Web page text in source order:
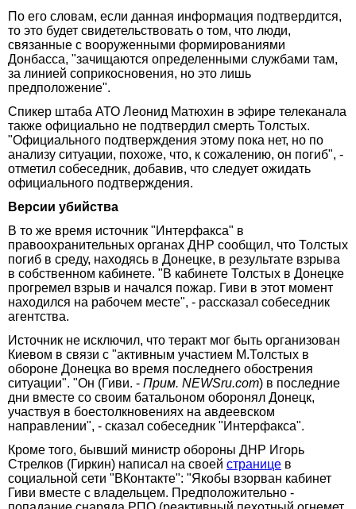
По его словам, если данная информация подтвердится,
то это будет свидетельствовать о том, что люди,
связанные с вооруженными формированиями
Донбасса, "зачищаются определенными службами там,
за линией соприкосновения, но это лишь
предположение".
Спикер штаба АТО Леонид Матюхин в эфире телеканала
также официально не подтвердил смерть Толстых.
"Официального подтверждения этому пока нет, но по
анализу ситуации, похоже, что, к сожалению, он погиб", -
отметил собеседник, добавив, что следует ожидать
официального подтверждения.
Версии убийства
В то же время источник "Интерфакса" в
правоохранительных органах ДНР сообщил, что Толстых
погиб в среду, находясь в Донецке, в результате взрыва
в собственном кабинете. "В кабинете Толстых в Донецке
прогремел взрыв и начался пожар. Гиви в этот момент
находился на рабочем месте", - рассказал собеседник
агентства.
Источник не исключил, что теракт мог быть организован
Киевом в связи с "активным участием М.Толстых в
обороне Донецка во время последнего обострения
ситуации". "Он (Гиви. - Прим. NEWSru.com) в последние
дни вместе со своим батальоном оборонял Донецк,
участвуя в боестолкновениях на авдеевском
направлении", - сказал собеседник "Интерфакса".
Кроме того, бывший министр обороны ДНР Игорь
Стрелков (Гиркин) написал на своей странице в
социальной сети "ВКонтакте": "Якобы взорван кабинет
Гиви вместе с владельцем. Предположительно -